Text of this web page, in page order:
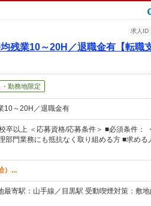
残業10～20H／退職金有【転職
求人ID
勤務地限定
10～20H／退職金有
卒以上 ＜応募資格/応募条件＞ ■必須条件：
門業務にも抵抗なく取り組める方 ■求める
）...
寄駅：山手線／目黒駅 受動喫煙対策：敷